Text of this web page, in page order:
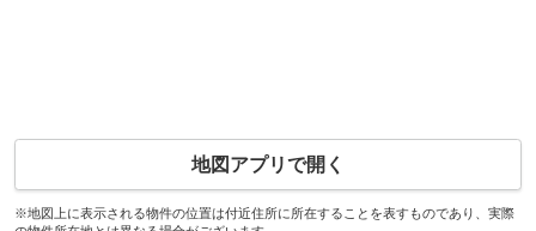
地図アプリで開く
※地図上に表示される物件の位置は付近住所に所在することを表すものであり、実際